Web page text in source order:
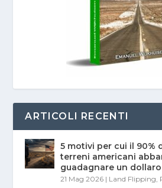
ARTICOLI RECENTI
5 motivi per cui il 90%
terreni americani
guadagnare un dollaro
21 Mag 2026 | Land Flipping